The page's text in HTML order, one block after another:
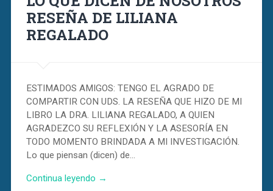
RESEÑA DE LILIANA
REGALADO
ESTIMADOS AMIGOS: TENGO EL AGRADO DE
COMPARTIR CON UDS. LA RESEÑA QUE HIZO DE MI
LIBRO LA DRA. LILIANA REGALADO, A QUIEN
AGRADEZCO SU REFLEXIÓN Y LA ASESORÍA EN
TODO MOMENTO BRINDADA A MI INVESTIGACIÓN.
Lo que piensan (dicen) de…
Continua leyendo →